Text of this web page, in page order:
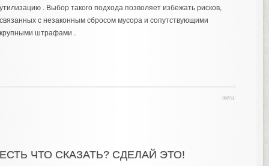
. Выбор такого подхода позволяет избежать рисков,
с незаконным сбросом мусора и сопутствующими
штрафами .
теги:
ЧТО СКАЗАТЬ? СДЕЛАЙ ЭТО!